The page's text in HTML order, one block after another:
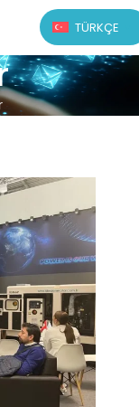
TÜRKÇE